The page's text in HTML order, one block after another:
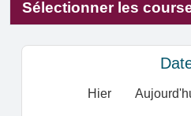
Sélectionner les
Hier